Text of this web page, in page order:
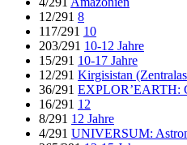
12/291 8
117/291 10
203/291 10-12 Jahre
15/291 10-17 Jahre
12/291 Kirgisistan
36/291 EXPLOR’EARTH:
16/291 12
8/291 12 Jahre
4/291 UNIVERSUM: